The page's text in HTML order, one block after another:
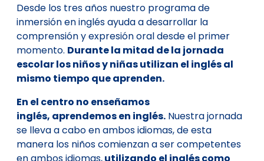
Desde los tres años nuestro programa de
inmersión en inglés ayuda a desarrollar la
comprensión y expresión oral desde el primer
momento. Durante la mitad de la jornada
escolar los niños y niñas utilizan el inglés al
mismo tiempo que aprenden.
En el centro no enseñamos
inglés, aprendemos en inglés. Nuestra jornada
se lleva a cabo en ambos idiomas, de esta
manera los niños comienzan a ser competentes
en ambos idiomas,utilizando el inglés como